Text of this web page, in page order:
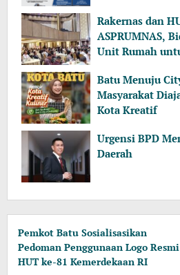
Rakernas dan
ASPRUMNAS,
Unit Rumah
Batu Menuju
Masyarakat
Kota Kreatif
Urgensi BPD
Daerah
Pemkot Batu Sosialisasikan
Pedoman Penggunaan Logo Resmi
HUT ke-81 Kemerdekaan RI